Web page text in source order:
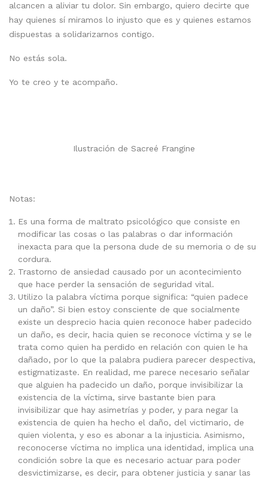
alcancen a aliviar tu dolor. Sin embargo, quiero decirte que
hay quienes sí miramos lo injusto que es y quienes estamos
dispuestas a solidarizarnos contigo.
No estás sola.
Yo te creo y te acompaño.
Ilustración de Sacreé Frangine
Notas:
Es una forma de maltrato psicológico que consiste en
modificar las cosas o las palabras o dar información
inexacta para que la persona dude de su memoria o de su
cordura.
Trastorno de ansiedad causado por un acontecimiento
que hace perder la sensación de seguridad vital.
Utilizo la palabra víctima porque significa: “quien padece
un daño”. Si bien estoy consciente de que socialmente
existe un desprecio hacia quien reconoce haber padecido
un daño, es decir, hacia quien se reconoce víctima y se le
trata como quien ha perdido en relación con quien le ha
dañado, por lo que la palabra pudiera parecer despectiva,
estigmatizaste. En realidad, me parece necesario señalar
que alguien ha padecido un daño, porque invisibilizar la
existencia de la víctima, sirve bastante bien para
invisibilizar que hay asimetrías y poder, y para negar la
existencia de quien ha hecho el daño, del victimario, de
quien violenta, y eso es abonar a la injusticia. Asimismo,
reconocerse víctima no implica una identidad, implica una
condición sobre la que es necesario actuar para poder
desvictimizarse, es decir, para obtener justicia y sanar las